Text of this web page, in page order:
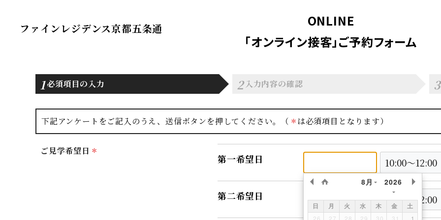
ファインレジデンス京都五条通
ONLINE
「オンライン接客」ご予約フォーム
1必須項目の入力 2 入力内容の確認 3
下記アンケートをご記入のうえ、送信ボタンを押してください。（ は必須項目となります）
ご見学希望日
第一希望日
第二希望日
8月 2026
日 月 火 水 木 金 土